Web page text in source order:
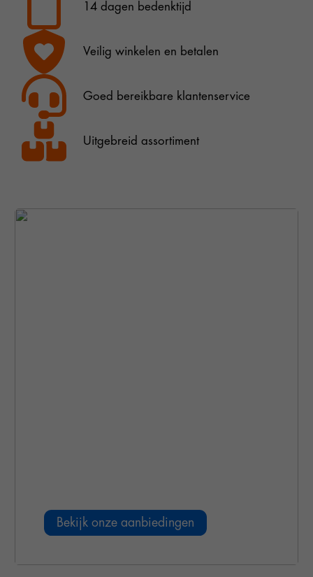
14 dagen bedenktijd
Veilig winkelen en betalen
Goed bereikbare klantenservice
Uitgebreid assortiment
Bekijk onze aanbiedingen